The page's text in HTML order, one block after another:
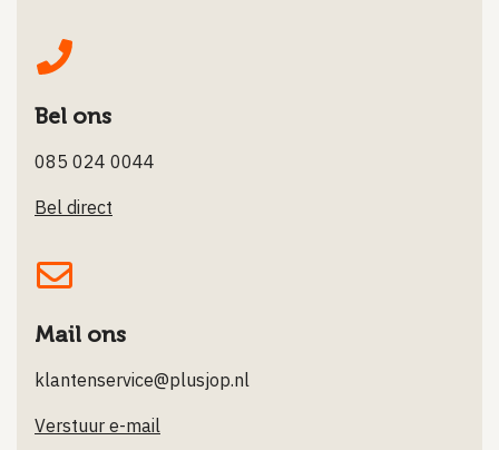
Bel ons
085 024 0044
Bel direct
Mail ons
klantenservice@plusjop.nl
Verstuur e-mail